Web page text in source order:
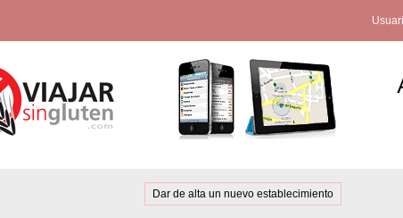
Dar de alta un nuevo establecimiento